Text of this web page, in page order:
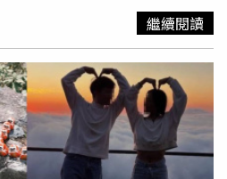
行，我會以冷靜、負責的態度處
表示，他明白身為公眾人物應注
事引發的負面觀感，「我虛心接
也向受到影響的所有人致歉。
透過社群平台Instagram限時動
我先生與我的私人事務，目前
強調自己沒有離婚的想法。另
空間，「對於大家的關心，我由
繼續閱讀